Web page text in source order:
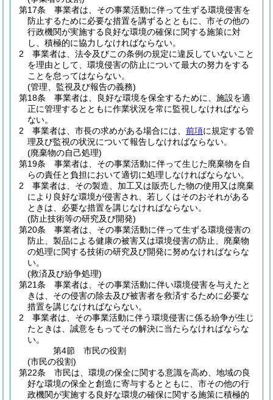
第17条
事業者は、その事業活動に伴って生ずる環境侵害を
防止するために必要な措置を講ずるとともに、市その他の
行政機関が実施する良好な環境の確保に関する施策に対
し、積極的に協力しなければならない。
2
事業者は、法令及びこの条例の規定に違反していないこと
を理由として、環境侵害の防止について最大の努力をする
ことを怠ってはならない。
(管理、監視及び報告の義務)
第18条
事業者は、良好な環境を保全するために、施設を適
正に管理するとともに作業状況を常に監視しなければなら
ない。
2
事業者は、市長の求めがある場合には、 前項に規定する管
理及び監視の状況について報告しなければならない。
(廃棄物の自己処理)
第19条
事業者は、その事業活動に伴って生じた廃棄物を自
らの責任と負担において適切に処理しなければならない。
2
事業者は、その製造、加工又は販売した物の使用又は廃棄
により良好な環境が侵害され、若しくはそのおそれがある
ときは、必要な措置を講じなければならない。
(防止技術等の研究及び開発)
第20条
事業者は、その事業活動に伴って生ずる環境侵害の
防止、製品による健康の被害又は環境侵害の防止、廃棄物
の処理に関する技術の研究及び開発に努めなければならな
い。
(救済及び紛争処理)
第21条
事業者は、その事業活動に伴い環境侵害を与えたと
きは、その侵害の除去及び被害者を救済するために必要な
措置を講じなければならない。
2
事業者は、その事業活動に伴う環境侵害に係る紛争が生じ
たときは、誠意をもってその解決に当たらなければならな
い。
第4節
市民の役割
(市民の役割)
第22条
市民は、環境の保全に関する意識を高め、地域の良
好な環境の保全と創造に寄与するとともに、市その他の行
政機関が実施する良好な環境の確保に関する施策に積極的